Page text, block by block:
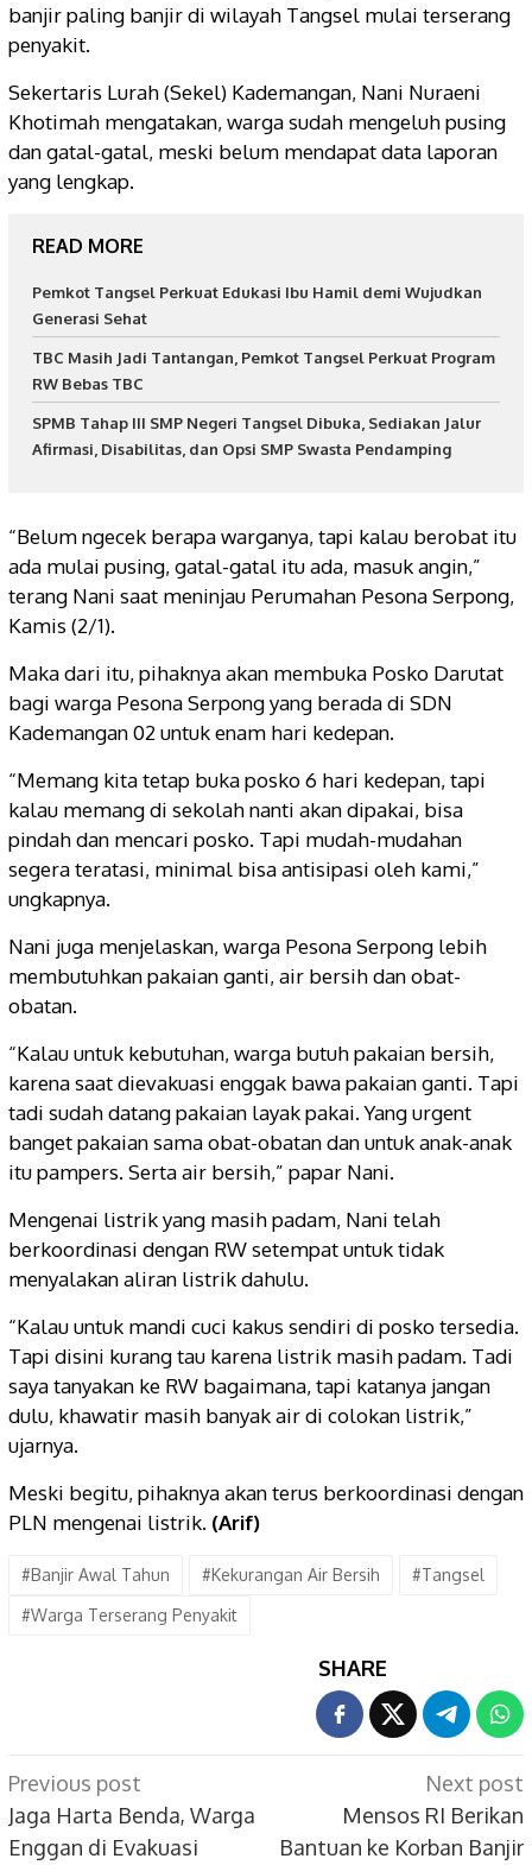
banjir paling banjir di wilayah Tangsel mulai terserang
penyakit.
Sekertaris Lurah (Sekel) Kademangan, Nani Nuraeni
Khotimah mengatakan, warga sudah mengeluh pusing
dan gatal-gatal, meski belum mendapat data laporan
yang lengkap.
READ MORE
Pemkot Tangsel Perkuat Edukasi Ibu Hamil demi Wujudkan
Generasi Sehat
TBC Masih Jadi Tantangan, Pemkot Tangsel Perkuat Program
RW Bebas TBC
SPMB Tahap III SMP Negeri Tangsel Dibuka, Sediakan Jalur
Afirmasi, Disabilitas, dan Opsi SMP Swasta Pendamping
“Belum ngecek berapa warganya, tapi kalau berobat itu
ada mulai pusing, gatal-gatal itu ada, masuk angin,”
terang Nani saat meninjau Perumahan Pesona Serpong,
Kamis (2/1).
Maka dari itu, pihaknya akan membuka Posko Darutat
bagi warga Pesona Serpong yang berada di SDN
Kademangan 02 untuk enam hari kedepan.
“Memang kita tetap buka posko 6 hari kedepan, tapi
kalau memang di sekolah nanti akan dipakai, bisa
pindah dan mencari posko. Tapi mudah-mudahan
segera teratasi, minimal bisa antisipasi oleh kami,”
ungkapnya.
Nani juga menjelaskan, warga Pesona Serpong lebih
membutuhkan pakaian ganti, air bersih dan obat-
obatan.
“Kalau untuk kebutuhan, warga butuh pakaian bersih,
karena saat dievakuasi enggak bawa pakaian ganti. Tapi
tadi sudah datang pakaian layak pakai. Yang urgent
banget pakaian sama obat-obatan dan untuk anak-anak
itu pampers. Serta air bersih,” papar Nani.
Mengenai listrik yang masih padam, Nani telah
berkoordinasi dengan RW setempat untuk tidak
menyalakan aliran listrik dahulu.
“Kalau untuk mandi cuci kakus sendiri di posko tersedia.
Tapi disini kurang tau karena listrik masih padam. Tadi
saya tanyakan ke RW bagaimana, tapi katanya jangan
dulu, khawatir masih banyak air di colokan listrik,”
ujarnya.
Meski begitu, pihaknya akan terus berkoordinasi dengan
PLN mengenai listrik. (Arif)
#Banjir Awal Tahun #Kekurangan Air Bersih
#Tangsel
#Warga Terserang Penyakit
SHARE
Post
navigation
Previous post
Jaga Harta Benda, Warga
Enggan di Evakuasi
Next post
Mensos RI Berikan
Bantuan ke Korban Banjir